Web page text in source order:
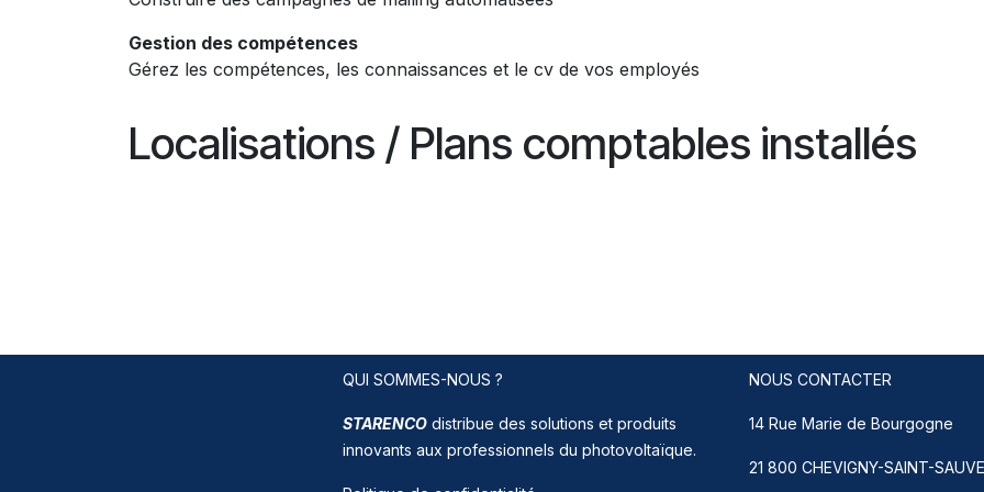
Gestion des compétences
Gérez les compétences, les connaissances et le cv de vos employés
Localisations / Plans comptables installés
QUI SOMMES-NOUS ?
STARENCO distribue des solutions et produits
innovants aux professionnels du photovoltaïque.
NOUS CONTACTER
14 Rue Marie de Bourgogne
21 800 CHEVIGNY-SAINT-